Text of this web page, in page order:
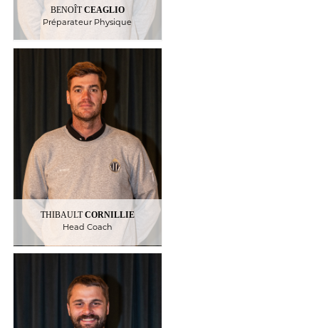
BENOÎTCEAGLIO
Préparateur Physique
THIBAULTCORNILLIE
Head Coach
THIBAULT
CORNILLIE
Head Coach
T2